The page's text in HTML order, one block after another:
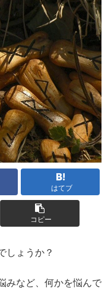
はてブ
コピー
しょうか？
みなど、何かを悩んで